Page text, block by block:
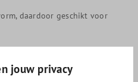
daardoor geschikt voor
PD-R9100 Dura ace
jouw privacy